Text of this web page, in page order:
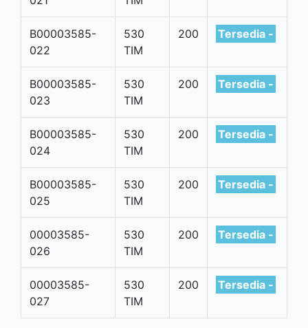
B00003585-
022
530
TIM
200 Tersedia -
B00003585-
023
530
TIM
200 Tersedia -
B00003585-
024
530
TIM
200 Tersedia -
B00003585-
025
530
TIM
200 Tersedia -
00003585-
026
530
TIM
200 Tersedia -
00003585-
027
530
TIM
200 Tersedia -